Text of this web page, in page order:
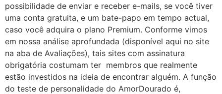
possibilidade de enviar e receber e-mails, se você tiver
uma conta gratuita, e um bate-papo em tempo actual,
caso você adquira o plano Premium. Conforme vimos
em nossa análise aprofundada (disponível aqui no site
na aba de Avaliações), tais sites com assinatura
obrigatória costumam ter membros que realmente
estão investidos na ideia de encontrar alguém. A função
do teste de personalidade do AmorDourado é,